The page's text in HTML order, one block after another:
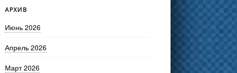
АРХИВ
Июнь 2026
Апрель 2026
Март 2026